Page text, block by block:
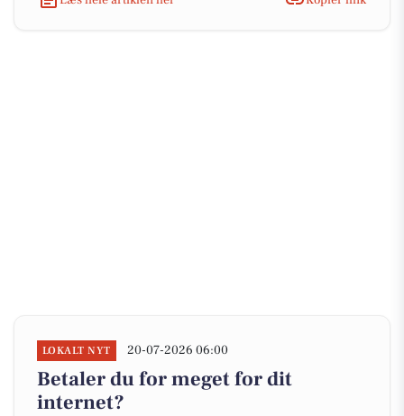
LOKALT NYT 20-07-2026 06:00
Betaler du for meget for dit
internet?